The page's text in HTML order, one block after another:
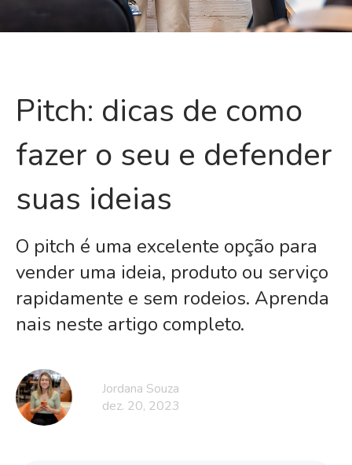
Pitch: dicas de como
fazer o seu e defender
suas ideias
O pitch é uma excelente opção para
vender uma ideia, produto ou serviço
rapidamente e sem rodeios. Aprenda
nais neste artigo completo.
Jordana Souza
dez. 20, 2023